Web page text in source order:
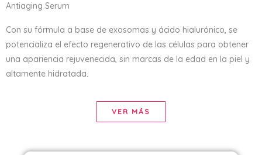
Antiaging Serum
Con su fórmula a base de exosomas y ácido hialurónico, se
potencializa el efecto regenerativo de las células para obtener
una apariencia rejuvenecida, sin marcas de la edad en la piel y
altamente hidratada.
VER MÁS